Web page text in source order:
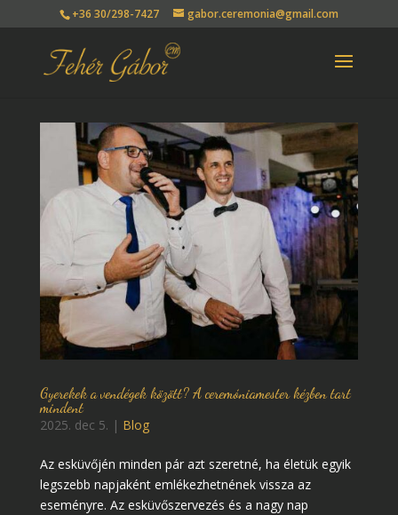
+36 30/298-7427 gabor.ceremonia@gmail.com
Gyerekek a vendégek között? A ceremóniamester kézben tart
mindent
2025. dec 5. | Blog
Az esküvőjén minden pár azt szeretné, ha életük egyik
legszebb napjaként emlékezhetnének vissza az
eseményre. Az esküvőszervezés és a nagy nap